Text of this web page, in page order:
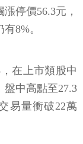
停價56.3元，
8%。
在上市類股中
盤中高點至27.3
易量衝破22萬